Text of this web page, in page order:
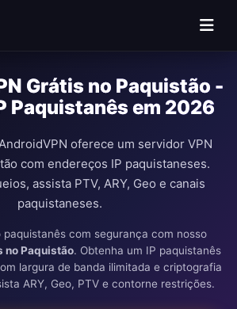
principal
Grátis no Paquistão -
Paquistanês em 2026
oferece um servidor VPN
com endereços IP paquistaneses.
assista PTV, ARY, Geo e canais
paquistaneses.
paquistanês com segurança com nosso
no Paquistão. Obtenha um IP paquistanês
largura de banda ilimitada e criptografia
ARY, Geo, PTV e contorne restrições.